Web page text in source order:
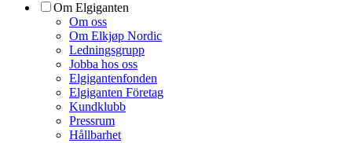
Om Elgiganten
Om oss
Om Elkjøp Nordic
Ledningsgrupp
Jobba hos oss
Elgigantenfonden
Elgiganten Företag
Kundklubb
Pressrum
Hållbarhet